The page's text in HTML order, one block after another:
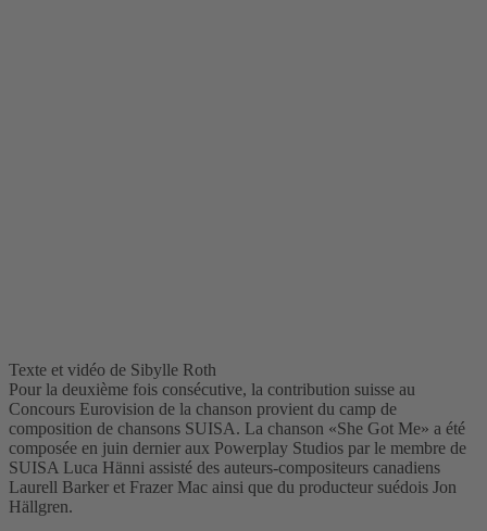
Texte et vidéo de Sibylle Roth
Pour la deuxième fois consécutive, la contribution suisse au
Concours Eurovision de la chanson provient du camp de
composition de chansons SUISA. La chanson «She Got Me» a été
composée en juin dernier aux Powerplay Studios par le membre de
SUISA Luca Hänni assisté des auteurs-compositeurs canadiens
Laurell Barker et Frazer Mac ainsi que du producteur suédois Jon
Hällgren.